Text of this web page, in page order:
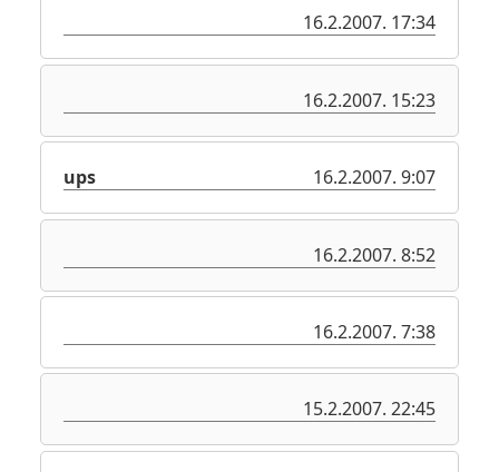
16.2.2007. 17:34
16.2.2007. 15:23
ups 16.2.2007. 9:07
16.2.2007. 8:52
16.2.2007. 7:38
15.2.2007. 22:45